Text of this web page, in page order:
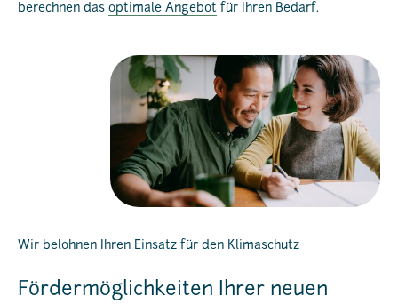
berechnen das optimale Angebot für Ihren Bedarf.
Wir belohnen Ihren Einsatz für den Klimaschutz
Fördermöglichkeiten Ihrer neuen